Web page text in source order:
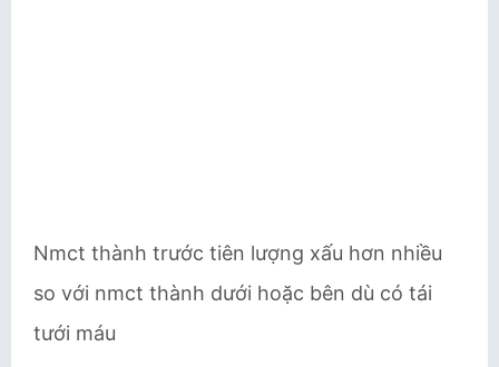
Nmct thành trước tiên lượng xấu hơn nhiều
so với nmct thành dưới hoặc bên dù có tái
tưới máu